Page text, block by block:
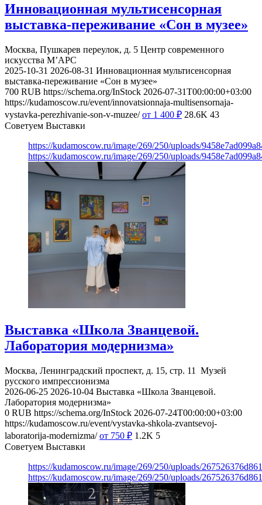
Инновационная мультисенсорная
выставка-переживание «Сон в музее»
Москва, Пушкарев переулок, д. 5 Центр современного
искусства М’АРС
2025-10-31 2026-08-31 Инновационная мультисенсорная
выставка-переживание «Сон в музее»
700 RUB https://schema.org/InStock 2026-07-31T00:00:00+03:00
https://kudamoscow.ru/event/innovatsionnaja-multisensornaja-
vystavka-perezhivanie-son-v-muzee/ от 1 400 ₽ 28.6K 43
Советуем Выставки
https://kudamoscow.ru/image/269/250/uploads/
https://kudamoscow.ru/image/269/250/uploads/
Выставка «Школа Званцевой.
Лаборатория модернизма»
Москва, Ленинградский проспект, д. 15, стр. 11
Музей
русского импрессионизма
2026-06-25 2026-10-04 Выставка «Школа Званцевой.
Лаборатория модернизма»
0 RUB https://schema.org/InStock 2026-07-24T00:00:00+03:00
https://kudamoscow.ru/event/vystavka-shkola-zvantsevoj-
laboratorija-modernizma/ от 750 ₽ 1.2K 5
Советуем Выставки
https://kudamoscow.ru/image/269/250/uploads/
https://kudamoscow.ru/image/269/250/uploads/